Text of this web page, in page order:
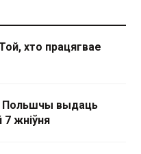
хто працягвае
Польшчы выдаць
7 жніўня